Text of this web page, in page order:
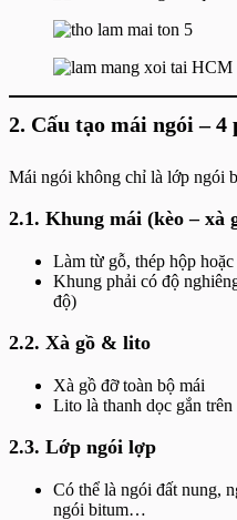
2. Cấu tạo mái ngói –
Mái ngói không chỉ là lớp ngói
2.1. Khung mái (kèo – xà
Làm từ gỗ, thép hộp
Khung phải có độ
độ)
2.2. Xà gồ & lito
Xà gồ đỡ toàn bộ mái
Lito là thanh dọc gắn trên
2.3. Lớp ngói lợp
Có thể là ngói đất nung,
ngói bitum…